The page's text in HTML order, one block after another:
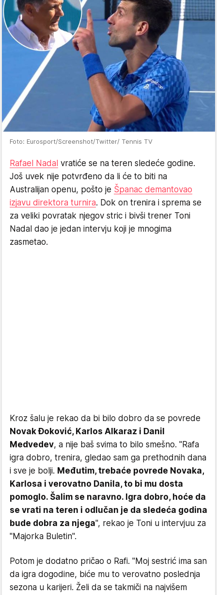
Foto: Eurosport/Screenshot/Twitter/ Tennis TV
Rafael Nadal vratiće se na teren sledeće godine.
Još uvek nije potvrđeno da li će to biti na
Australijan openu, pošto je Španac demantovao
izjavu direktora turnira. Dok on trenira i sprema se
za veliki povratak njegov stric i bivši trener Toni
Nadal dao je jedan intervju koji je mnogima
zasmetao.
Kroz šalu je rekao da bi bilo dobro da se povrede
Novak Đoković, Karlos Alkaraz i Danil
Medvedev, a nije baš svima to bilo smešno. "Rafa
igra dobro, trenira, gledao sam ga prethodnih dana
i sve je bolji. Međutim, trebaće povrede Novaka,
Karlosa i verovatno Danila, to bi mu dosta
pomoglo. Šalim se naravno. Igra dobro, hoće da
se vrati na teren i odlučan je da sledeća godina
bude dobra za njega", rekao je Toni u intervjuu za
"Majorka Buletin".
Potom je dodatno pričao o Rafi. "Moj sestrić ima san
da igra dogodine, biće mu to verovatno poslednja
sezona u karijeri. Želi da se takmiči na najvišem